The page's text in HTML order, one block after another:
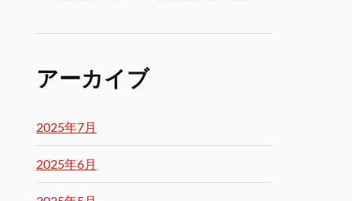
アーカイブ
2025年7月
2025年6月